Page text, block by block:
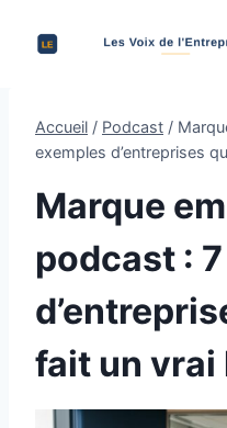
Accueil / Podcast /
exemples d’entreprises
Marque
podcast :
fait un vrai